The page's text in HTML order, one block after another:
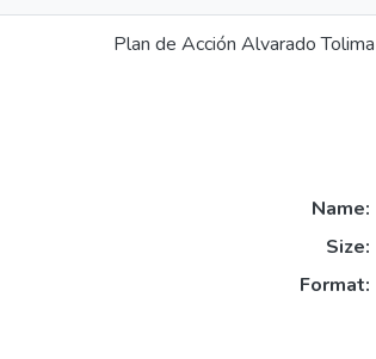
Plan de Acción Alvarado
Name:
Size:
Format: